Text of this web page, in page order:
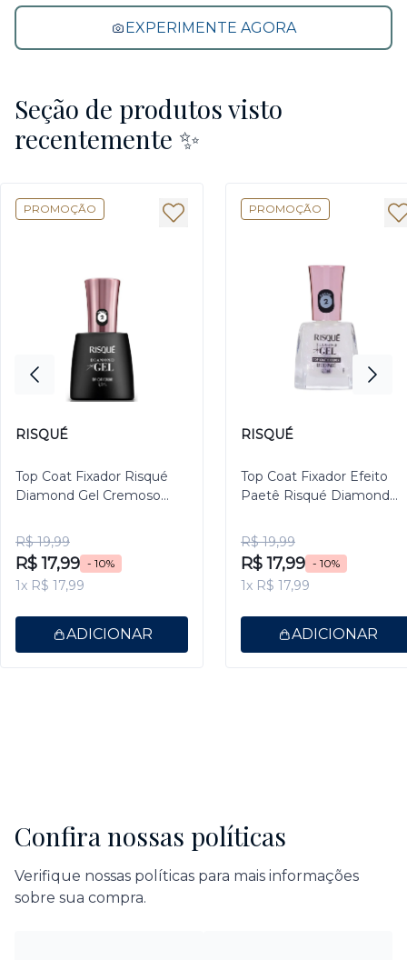
EXPERIMENTE AGORA
Seção de produtos visto
recentemente ✨
PROMOÇÃO
RISQUÉ
Top Coat Fixador Risqué
Diamond Gel Cremoso
R$ 19,99
R$ 17,99 - 10%
1x R$ 17,99
ADICIONAR
PROMOÇÃO
RISQUÉ
Top Coat Fixador Efeito
Paetê Risqué Diamond
R$ 19,99
R$ 17,99 - 10%
1x R$ 17,99
ADICIONAR
Confira nossas políticas
Verifique nossas políticas para mais informações
sobre sua compra.